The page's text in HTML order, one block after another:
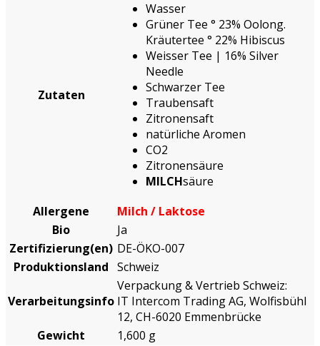
Zutaten
Wasser
Grüner Tee ° 23% Oolong.
Kräutertee ° 22% Hibiscus
Weisser Tee | 16% Silver
Needle
Schwarzer Tee
Traubensaft
Zitronensaft
natürliche Aromen
CO2
Zitronensäure
MILCHsäure
Allergene
Milch / Laktose
Bio
Ja
Zertifizierung(en) DE-ÖKO-007
Produktionsland Schweiz
Verarbeitungsinfo
Verpackung & Vertrieb Schweiz:
IT Intercom Trading AG, Wolfisbühl
12, CH-6020 Emmenbrücke
Gewicht
1,600 g